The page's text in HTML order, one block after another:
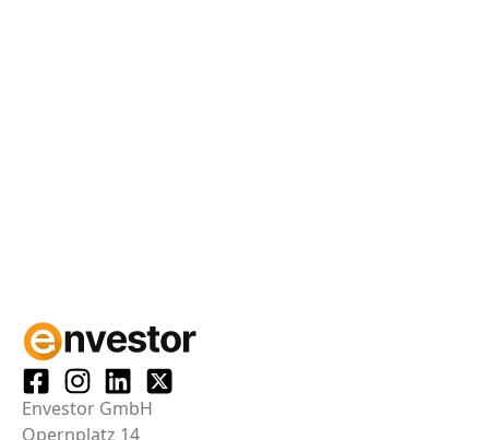
Envestor GmbH
Opernplatz 14